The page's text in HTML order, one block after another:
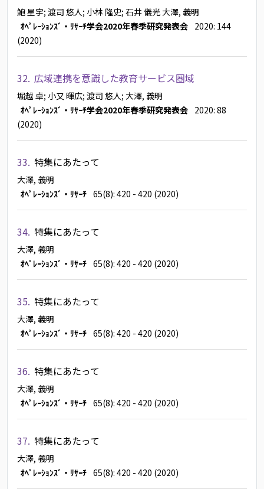
鮑 星宇; 渡司 悠人; 小林 隆史; 石井 儀光大澤, 義明
ｵﾍﾟﾚｰｼｮﾝｽﾞ・ﾘｻｰﾁ学会2020年春季研究発表会 2020: 144
(2020)
32. 広域連携を意識した教育サービス圏域
堀越 卓; 小又 暉広; 渡司 悠人; 大澤, 義明
ｵﾍﾟﾚｰｼｮﾝｽﾞ・ﾘｻｰﾁ学会2020年春季研究発表会 2020: 88
(2020)
33. 特集にあたって
大澤, 義明
ｵﾍﾟﾚｰｼｮﾝｽﾞ・ﾘｻｰﾁ 65(8): 420 - 420 (2020)
34. 特集にあたって
大澤, 義明
ｵﾍﾟﾚｰｼｮﾝｽﾞ・ﾘｻｰﾁ 65(8): 420 - 420 (2020)
35. 特集にあたって
大澤, 義明
ｵﾍﾟﾚｰｼｮﾝｽﾞ・ﾘｻｰﾁ 65(8): 420 - 420 (2020)
36. 特集にあたって
大澤, 義明
ｵﾍﾟﾚｰｼｮﾝｽﾞ・ﾘｻｰﾁ 65(8): 420 - 420 (2020)
37. 特集にあたって
大澤, 義明
ｵﾍﾟﾚｰｼｮﾝｽﾞ・ﾘｻｰﾁ 65(8): 420 - 420 (2020)